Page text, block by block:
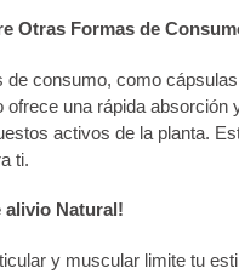
Otras Formas de
de consumo, como
ofrece una rápida absorción
activos de la planta.
ti.
alivio Natural!
y muscular limite tu